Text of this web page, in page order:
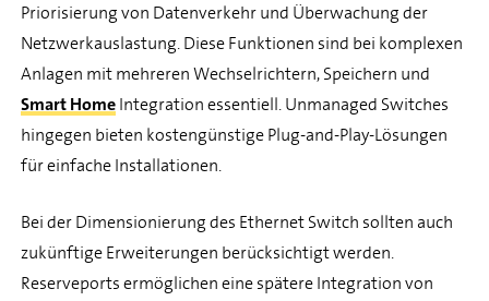
Priorisierung von Datenverkehr und Überwachung der
Netzwerkauslastung. Diese Funktionen sind bei komplexen
Anlagen mit mehreren Wechselrichtern, Speichern und
Smart HomeIntegration essentiell. Unmanaged Switches
hingegen bieten kostengünstige Plug-and-Play-Lösungen
für einfache Installationen.
Bei der Dimensionierung des Ethernet Switch sollten auch
zukünftige Erweiterungen berücksichtigt werden.
Reserveports ermöglichen eine spätere Integration von